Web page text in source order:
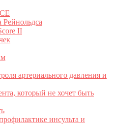
II
артериального давления и
который не хочет быть
инсульта и